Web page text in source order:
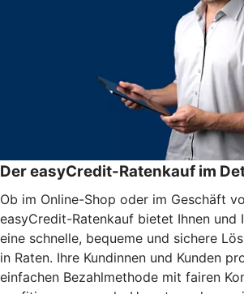
Der easyCredit-Ratenkauf im
Ob im Online-Shop oder im Geschäft
easyCredit-Ratenkauf bietet Ihnen und
eine schnelle, bequeme und sichere
in Raten. Ihre Kundinnen und Kunden
einfachen Bezahlmethode mit fairen